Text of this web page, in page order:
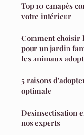
Top 10 canapés
votre intérieur
Comment choisir
pour un jardin
les animaux
5 raisons
optimale
Desinsectisation
nos experts